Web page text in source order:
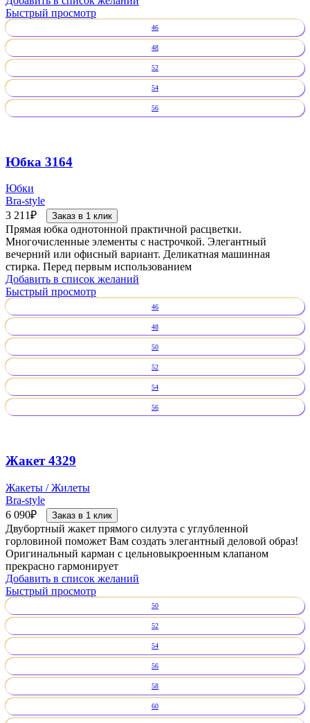
Быстрый просмотр
46
48
52
54
56
Юбка 3164
Юбки
Bra-style
3 211₽ Заказ в 1 клик
Прямая юбка однотонной практичной расцветки.
Многочисленные элементы с настрочкой. Элегантный
вечерний или офисный вариант. Деликатная машинная
стирка. Перед первым использованием
Добавить в список желаний
Быстрый просмотр
46
48
50
52
54
56
Жакет 4329
Жакеты / Жилеты
Bra-style
6 090₽ Заказ в 1 клик
Двубортный жакет прямого силуэта с углубленной
горловиной поможет Вам создать элегантный деловой образ!
Оригинальный карман с цельновыкроенным клапаном
прекрасно гармонирует
Добавить в список желаний
Быстрый просмотр
50
52
54
56
58
60